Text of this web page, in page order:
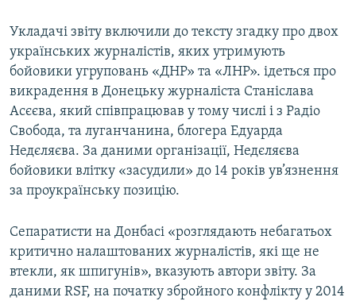
Укладачі звіту включили до тексту згадку про двох
українських журналістів, яких утримують
бойовики угруповань «ДНР» та «ЛНР». ідеться про
викрадення в Донецьку журналіста Станіслава
Асєєва, який співпрацював у тому числі і з Радіо
Свобода, та луганчанина, блогера Едуарда
Недєляєва. За даними організації, Недєляєва
бойовики влітку «засудили» до 14 років ув’язнення
за проукраїнську позицію.
Сепаратисти на Донбасі «розглядають небагатьох
критично налаштованих журналістів, які ще не
втекли, як шпигунів», вказують автори звіту. За
даними RSF, на початку збройного конфлікту у 2014